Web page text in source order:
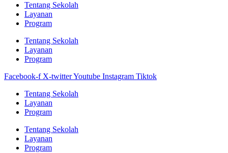
Tentang Sekolah
Layanan
Program
Tentang Sekolah
Layanan
Program
Facebook-f X-twitterYoutube Instagram Tiktok
Tentang Sekolah
Layanan
Program
Tentang Sekolah
Layanan
Program